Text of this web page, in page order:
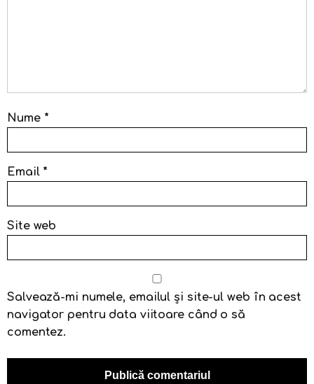
Nume *
Email *
Site web
Salvează-mi numele, emailul și site-ul web în acest
navigator pentru data viitoare când o să
comentez.